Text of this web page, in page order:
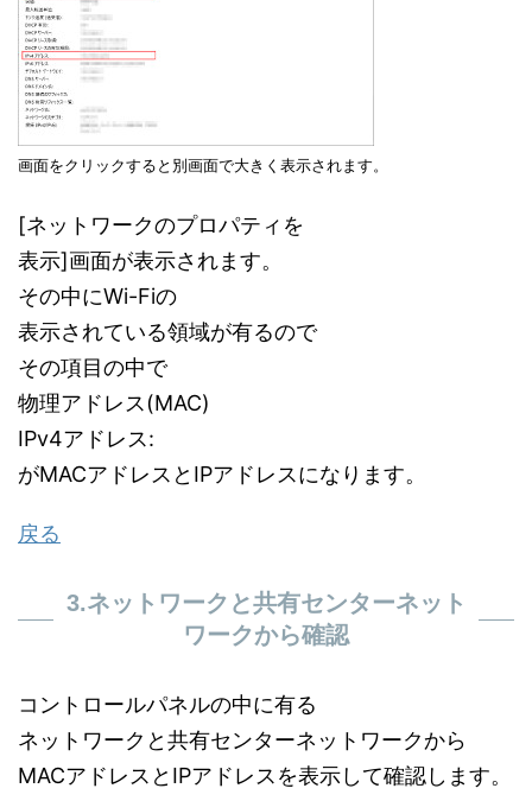
画面をクリックすると別画面で大きく表示されます。
[ネットワークのプロパティを
表示]画面が表示されます。
その中にWi-Fiの
表示されている領域が有るので
その項目の中で
物理アドレス(MAC)
IPv4アドレス:
がMACアドレスとIPアドレスになります。
戻る
3.ネットワークと共有センターネット
ワークから確認
コントロールパネルの中に有る
ネットワークと共有センターネットワークから
MACアドレスとIPアドレスを表示して確認します。